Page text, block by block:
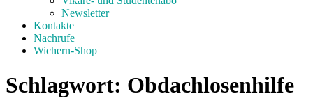
Newsletter
Kontakte
Nachrufe
Wichern-Shop
Schlagwort: Obdachlosenhilfe